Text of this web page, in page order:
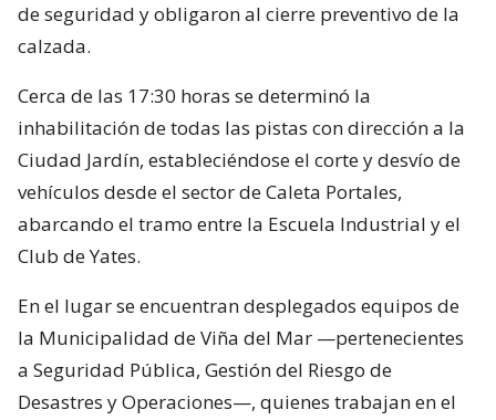
de seguridad y obligaron al cierre preventivo de la
calzada.
Cerca de las 17:30 horas se determinó la
inhabilitación de todas las pistas con dirección a la
Ciudad Jardín, estableciéndose el corte y desvío de
vehículos desde el sector de Caleta Portales,
abarcando el tramo entre la Escuela Industrial y el
Club de Yates.
En el lugar se encuentran desplegados equipos de
la Municipalidad de Viña del Mar —pertenecientes
a Seguridad Pública, Gestión del Riesgo de
Desastres y Operaciones—, quienes trabajan en el